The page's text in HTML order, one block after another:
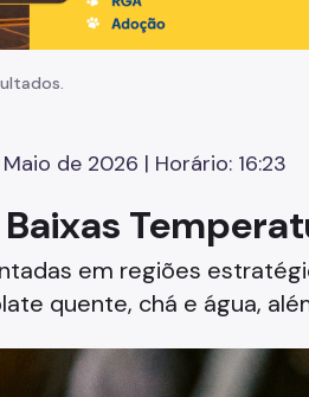
de 2026 | Horário: 16:23
em regiões
quente, chá e água,